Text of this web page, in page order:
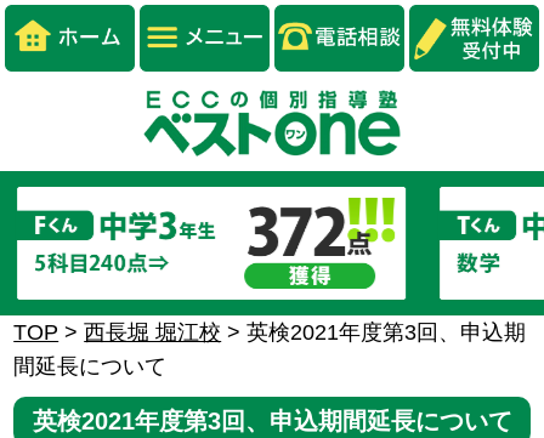
TOP >西長堀 堀江校 >英検2021年度第3回、申込期
間延長について
英検2021年度第3回、申込期間延長について